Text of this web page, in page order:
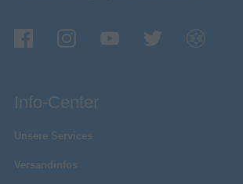
Info-Center
Unsere Services
Versandinfos